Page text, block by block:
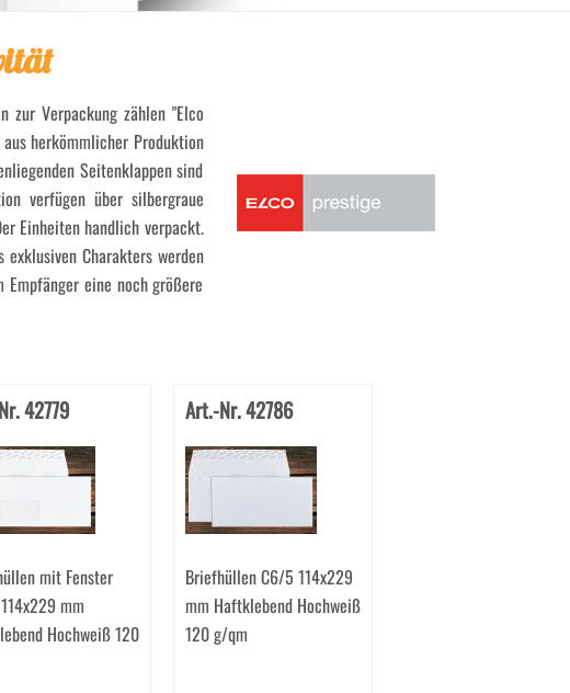
zur Verpackung zählen "Elco
herkömmlicher Produktion
Seitenklappen sind
verfügen über silbergraue
Einheiten handlich verpackt.
Charakters werden
eine noch größere
42779
mit Fenster
mm
Hochweiß 120
Art.-Nr. 42786
Briefhüllen C6/5 114x229
mm Haftklebend Hochweiß
120 g/qm